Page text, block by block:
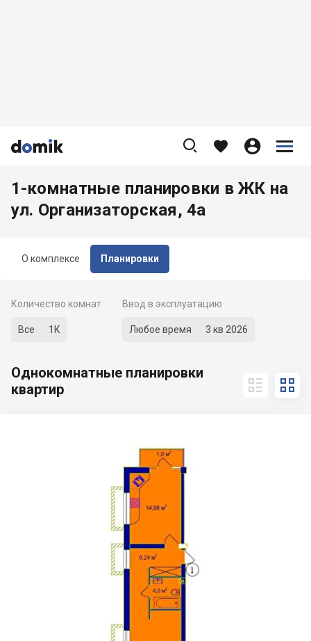


    


О комплексе Планировки
1-комнатные планировки в ЖК на
ул. Организаторская, 4а
Количество комнат
Все 1К
Ввод в эксплуатацию
Любое время 3 кв 2026
Однокомнатные планировки
квартир
 